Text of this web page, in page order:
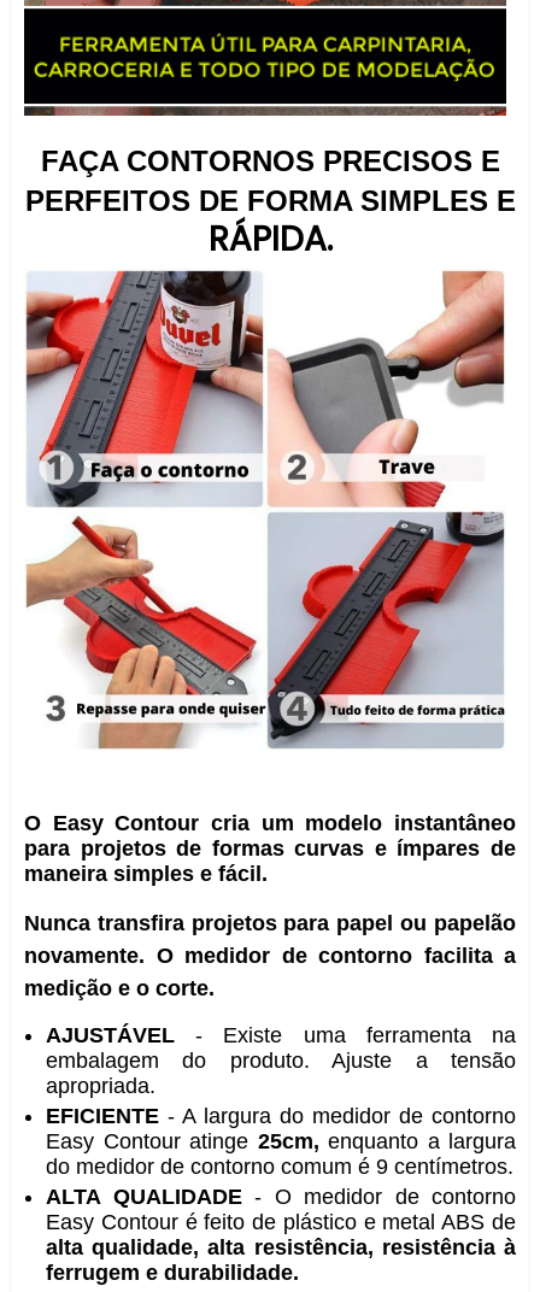
FAÇA CONTORNOS PRECISOS E
PERFEITOS DE FORMA SIMPLES E
RÁPIDA.
O Easy Contour cria um modelo instantâneo
para projetos de formas curvas e ímpares de
maneira simples e fácil.
Nunca transfira projetos para papel ou papelão
novamente. O medidor de contorno facilita a
medição e o corte.
AJUSTÁVEL
- Existe uma ferramenta na
embalagem do produto. Ajuste a tensão
apropriada.
EFICIENTE - A largura do medidor de contorno
Easy Contour atinge 25cm, enquanto a largura
do medidor de contorno comum é 9 centímetros.
ALTA QUALIDADE - O medidor de contorno
Easy Contour é feito de plástico e metal ABS de
alta qualidade, alta resistência, resistência à
ferrugem e durabilidade.